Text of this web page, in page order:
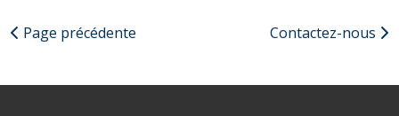
Page précédente Contactez-nous